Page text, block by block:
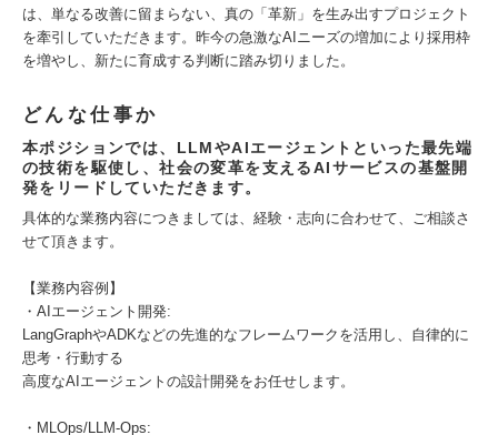
は、単なる改善に留まらない、真の「革新」を生み出すプロジェクト
を牽引していただきます。昨今の急激なAIニーズの増加により採用枠
を増やし、新たに育成する判断に踏み切りました。
どんな仕事か
本ポジションでは、LLMやAIエージェントといった最先端
の技術を駆使し、社会の変革を支えるAIサービスの基盤開
発をリードしていただきます。
具体的な業務内容につきましては、経験・志向に合わせて、ご相談さ
せて頂きます。
【業務内容例】
・AIエージェント開発:
LangGraphやADKなどの先進的なフレームワークを活用し、自律的に
思考・行動する
高度なAIエージェントの設計開発をお任せします。
・MLOps/LLM-Ops: